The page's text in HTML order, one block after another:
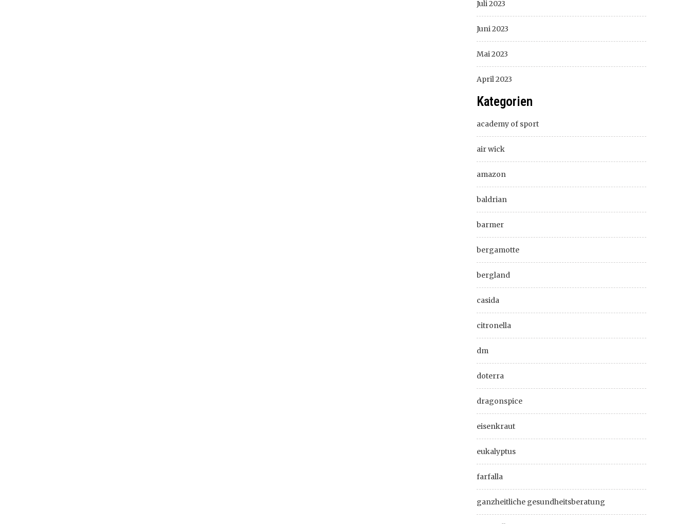
Juli 2023
Juni 2023
Mai 2023
April 2023
Kategorien
academy of sport
air wick
amazon
baldrian
barmer
bergamotte
bergland
casida
citronella
dm
doterra
dragonspice
eisenkraut
eukalyptus
farfalla
ganzheitliche gesundheitsberatung